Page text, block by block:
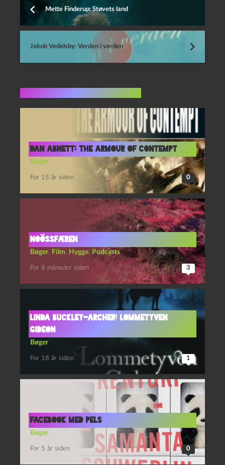
Mette Finderup: Støvets land
Jakob Vedelsby: Verden i verden
Dan Abnett: The Armour of Contempt
Bøger
For 15 år siden 0
noössfæren
Bøger, Film, Hygge, Podcasts
For 8 måneder siden 3
Linda Buckley-Archer: Lommetyven
Gideon
Bøger
For 18 år siden 1
Facebook med pels
Bøger
For 5 år siden 0